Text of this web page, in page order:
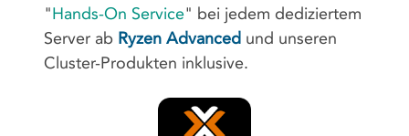
"Hands-On Service" bei jedem dediziertem
Server ab Ryzen Advanced und unseren
Cluster-Produkten inklusive.